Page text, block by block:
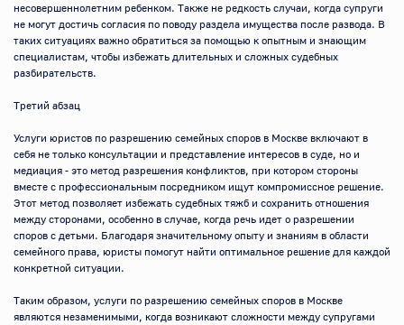
несовершеннолетним ребенком. Также не редкость случаи, когда супруги
не могут достичь согласия по поводу раздела имущества после развода. В
таких ситуациях важно обратиться за помощью к опытным и знающим
специалистам, чтобы избежать длительных и сложных судебных
разбирательств.
Третий абзац
Услуги юристов по разрешению семейных споров в Москве включают в
себя не только консультации и представление интересов в суде, но и
медиация - это метод разрешения конфликтов, при котором стороны
вместе с профессиональным посредником ищут компромиссное решение.
Этот метод позволяет избежать судебных тяжб и сохранить отношения
между сторонами, особенно в случае, когда речь идет о разрешении
споров с детьми. Благодаря значительному опыту и знаниям в области
семейного права, юристы помогут найти оптимальное решение для каждой
конкретной ситуации.
Таким образом, услуги по разрешению семейных споров в Москве
являются незаменимыми, когда возникают сложности между супругами